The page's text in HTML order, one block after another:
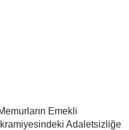
Emekli
İkramiyesindeki Adaletsizliğe